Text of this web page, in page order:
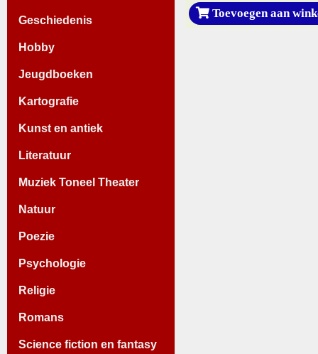
Geschiedenis
Hobby
Jeugdboeken
Kartografie
Kunst en antiek
Literatuur
Muziek Toneel Theater
Natuur
Poezie
Psychologie
Religie
Romans
Science fiction en fantasy
Toevoegen aan